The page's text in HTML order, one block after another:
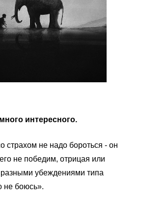
интересного.
страхом не надо бороться - он
не победим, отрицая или
убеждениями типа
не боюсь».